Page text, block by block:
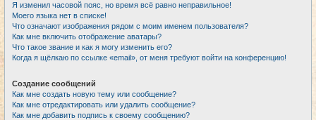
Я изменил часовой пояс, но время всё равно неправильное!
Моего языка нет в списке!
Что означают изображения рядом с моим именем пользователя?
Как мне включить отображение аватары?
Что такое звание и как я могу изменить его?
Когда я щёлкаю по ссылке «email», от меня требуют войти на конференцию!
Создание сообщений
Как мне создать новую тему или сообщение?
Как мне отредактировать или удалить сообщение?
Как мне добавить подпись к своему сообщению?